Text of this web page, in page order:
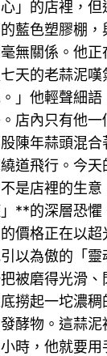
心」的店裡，
藍色塑膠棚
無關係。他
天的老蒜泥
」他輕聲細
店內只有他一
陳年蒜頭混
道飛行。今天
是店裡的生
**的深層恐懼
價格正在以
以為傲的「
被磨得光滑
撈起一坨濃
酵物。這蒜
時，他就要用